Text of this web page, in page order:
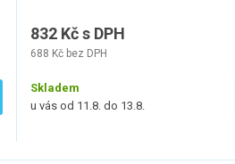
832 Kč s DPH
688 Kč bez DPH
Skladem
u vás od 11.8. do 13.8.